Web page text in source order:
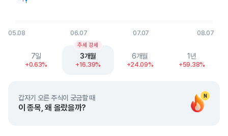
05.08 06.07 07.07 08.07
End of interactive chart.
7일
+0.63%
3개월
+16.39%
추세 강세
6개월
+24.09%
1년
+59.38%
N
갑자기 오른 주식이 궁금할 때
이 종목, 왜 올랐을까?